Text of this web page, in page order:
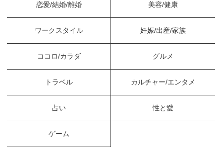
恋愛/結婚/離婚 美容/健康
ワークスタイル 妊娠/出産/家族
ココロ/カラダ グルメ
トラベル カルチャー/エンタメ
占い 性と愛
ゲーム